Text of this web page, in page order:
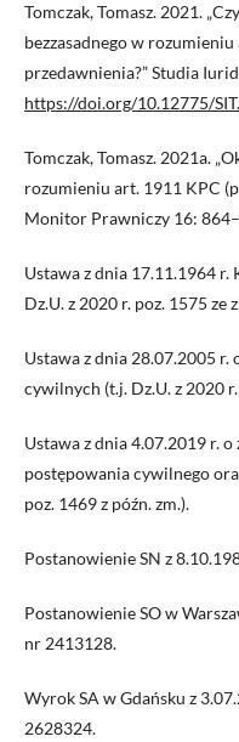
Tomczak, Tomasz. 2021.
bezzasadnego w
przedawnienia?” Studia
https://doi.org/10.12775/
Tomczak, Tomasz. 2021a.
rozumieniu art. 1911 KPC
Monitor Prawniczy 16:
Ustawa z dnia 17.11.1964
Dz.U. z 2020 r. poz. 1575 ze
Ustawa z dnia 28.07.2005 r.
cywilnych (t.j. Dz.U. z 2020
Ustawa z dnia 4.07.2019 r.
postępowania cywilnego
poz. 1469 z późn. zm.).
Postanowienie SN z
Postanowienie SO w
nr 2413128.
Wyrok SA w Gdańsku z
2628324.